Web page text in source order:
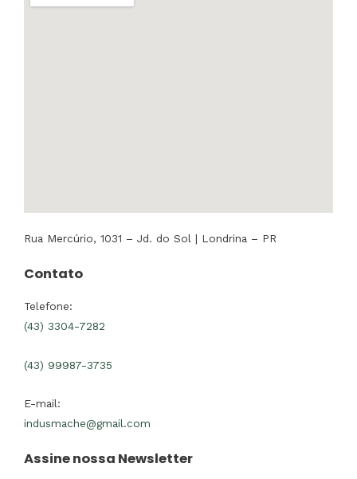
Rua Mercúrio, 1031 – Jd. do Sol | Londrina – PR
Contato
Telefone:
(43) 3304-7282
(43) 99987-3735
E-mail:
indusmache@gmail.com
Assine nossa Newsletter